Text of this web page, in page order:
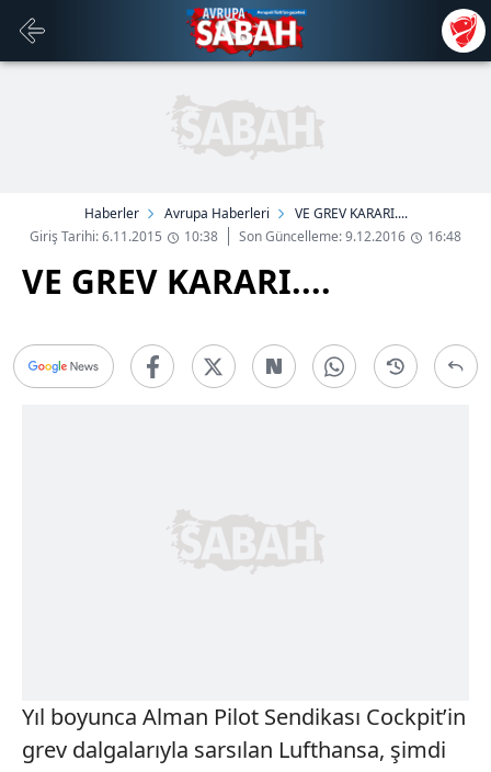
Haberler Avrupa Haberleri
VE GREV KARARI....
Giriş Tarihi: 6.11.2015
10:38 Son Güncelleme: 9.12.2016 16:48
VE GREV KARARI....
Yıl boyunca Alman Pilot Sendikası Cockpit’in
grev dalgalarıyla sarsılan Lufthansa, şimdi